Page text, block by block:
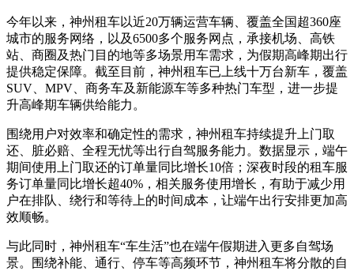
今年以来，神州租车以近20万辆运营车辆、覆盖全国超360座
城市的服务网络，以及6500多个服务网点，承接机场、高铁
站、商圈及热门目的地等多场景用车需求，为假期高峰期出行
提供稳定保障。截至目前，神州租车已上线十万台新车，覆盖
SUV、MPV、商务车及新能源车等多种热门车型，进一步提
升高峰期车辆供给能力。
围绕用户对效率和确定性的需求，神州租车持续提升上门取
还、脏必赔、全程无忧等出行自驾服务能力。数据显示，端午
期间使用上门取还的订单量同比增长10倍；深夜时段的租车服
务订单量同比增长超40%，相关服务使用增长，有助于减少用
户在排队、绕行和等待上的时间成本，让端午出行安排更加高
效顺畅。
与此同时，神州租车“车生活”也在端午假期进入更多自驾场
景。围绕补能、通行、停车等高频环节，神州租车将分散的自